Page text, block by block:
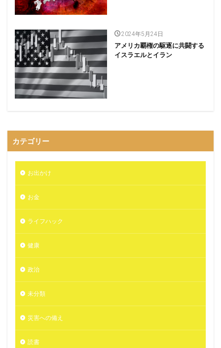
2024年5月24日
アメリカ覇権の駆逐に共闘する
イスラエルとイラン
カテゴリー
お出かけ
お金
ライフハック
健康
政治
未分類
災害への備え
読書